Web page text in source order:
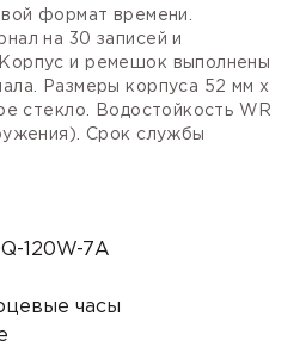
формат времени.
на 30 записей и
и ремешок выполнены
Размеры корпуса 52 мм х
стекло. Водостойкость WR
Срок службы
120W-7A
часы